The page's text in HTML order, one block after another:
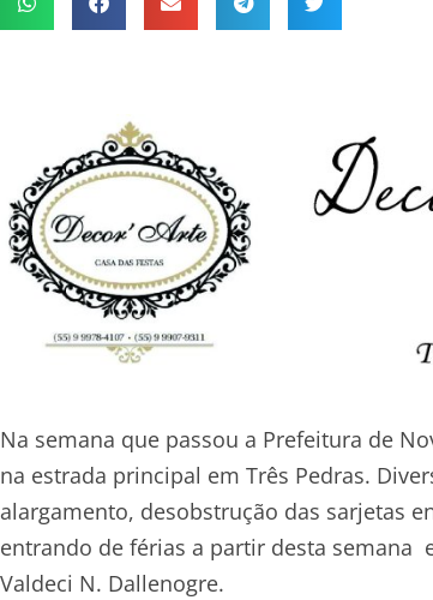
Na semana que passou a Prefeitura de
na estrada principal em Três Pedras.
alargamento, desobstrução das sarjetas
entrando de férias a partir desta semana
Valdeci N. Dallenogre.